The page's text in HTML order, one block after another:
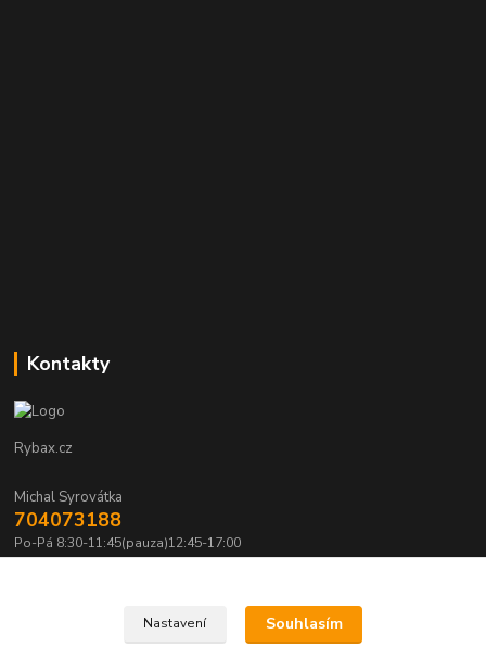
Kontakty
Rybax.cz
Michal Syrovátka
704073188
Po-Pá 8:30-11:45(pauza)12:45-17:00
Nastavení Souhlasím